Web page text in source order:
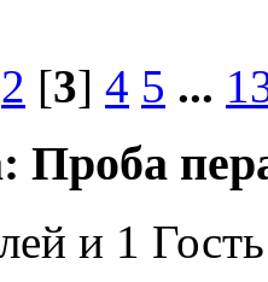
2 [3] 4 5 ...
Проба
и 1